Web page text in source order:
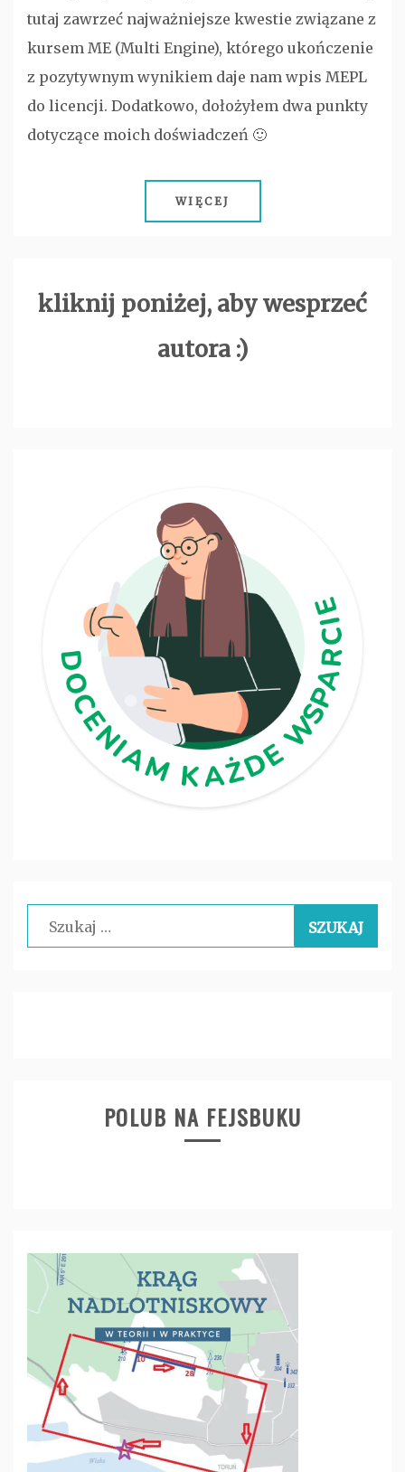
tutaj zawrzeć najważniejsze kwestie związane z
kursem ME (Multi Engine), którego ukończenie
z pozytywnym wynikiem daje nam wpis MEPL
do licencji. Dodatkowo, dołożyłem dwa punkty
dotyczące moich doświadczeń 🙂
WIĘCEJ
kliknij poniżej, aby wesprzeć
autora :)
Szukaj:
POLUB NA FEJSBUKU